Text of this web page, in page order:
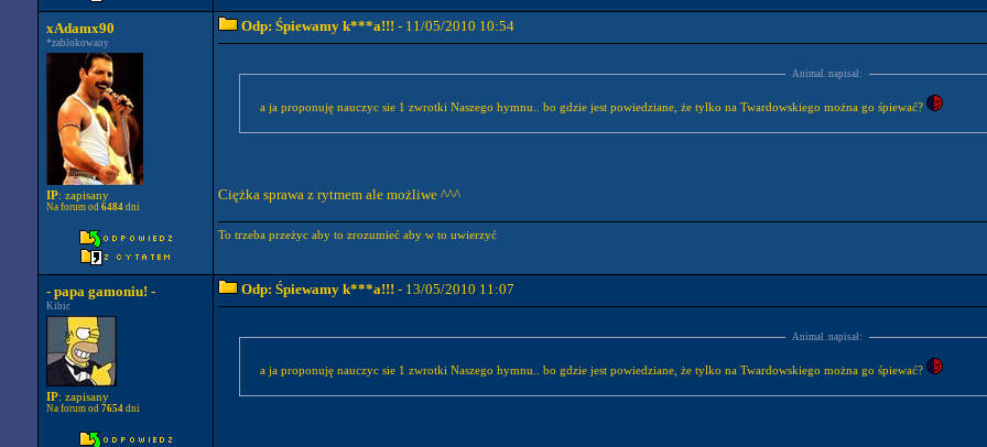
xAdamx90
*zablokowany
IP: zapisany
Na forum od 6484 dni
Odp: Śpiewamy k***a!!! - 11/05/2010 10:54
Animal. napisał:
a ja proponuję nauczyc sie 1 zwrotki Naszego hymnu.. bo gdzie jest powiedziane, że tylko na Twardowskiego można go śpiewać?
Ciężka sprawa z rytmem ale możliwe ^^^
To trzeba przeżyc aby to zrozumieć aby w to uwierzyć
- papa gamoniu! -
Kibic
IP: zapisany
Na forum od 7654 dni
Odp: Śpiewamy k***a!!! - 13/05/2010 11:07
Animal. napisał:
a ja proponuję nauczyc sie 1 zwrotki Naszego hymnu.. bo gdzie jest powiedziane, że tylko na Twardowskiego można go śpiewać?